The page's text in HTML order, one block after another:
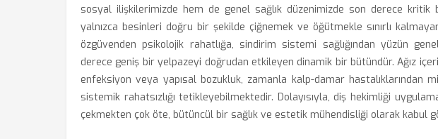
sosyal ilişkilerimizde hem de genel sağlık düzenimizde son derece kritik
yalnızca besinleri doğru bir şekilde çiğnemek ve öğütmekle sınırlı
özgüvenden psikolojik rahatlığa, sindirim sistemi sağlığından yüzün
derece geniş bir yelpazeyi doğrudan etkileyen dinamik bir bütündür. Ağız
enfeksiyon veya yapısal bozukluk, zamanla kalp-damar hastalıklarından
sistemik rahatsızlığı tetikleyebilmektedir. Dolayısıyla, diş hekimliği
çekmekten çok öte, bütüncül bir sağlık ve estetik mühendisliği olarak kabul